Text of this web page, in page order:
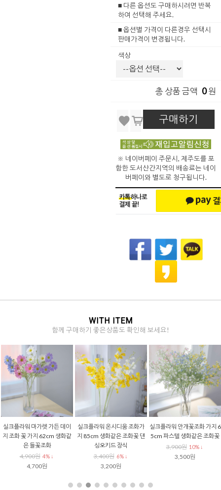
■ 다른 옵션도 구매하시려면 반복
하여 선택해 주세요.
■ 옵션별 가격이 다른경우 선택시
판매가격이 변경됩니다.
색상
총 상품 금액 0원
구매하기
※ 네이버페이 주문시, 제주도를 포
함한 도서산간지역의 배송료는 네이
버페이와 별도로 청구됩니다.
WITH ITEM
함께 구매하기 좋은상품도 확인해 보세요!
실크플라워 마가렛 가든 데이
지 조화 꽃 가지 62cm 생화같
은 들꽃조화
4,900원 4% ↓
4,700원
실크플라워 온시디움 조화가
지 85cm 생화같은 조화꽃 댄
싱오키드 장식
3,400원 6% ↓
3,200원
실크플라워 안개꽃조화 가지 6
5cm 파스텔 생화같은 조화꽃
3,900원 10% ↓
3,500원